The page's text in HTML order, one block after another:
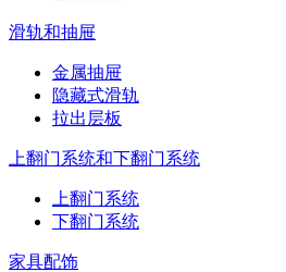
滑轨和抽屉
金属抽屉
隐藏式滑轨
拉出层板
上翻门系统和下翻门系统
上翻门系统
下翻门系统
家具配饰